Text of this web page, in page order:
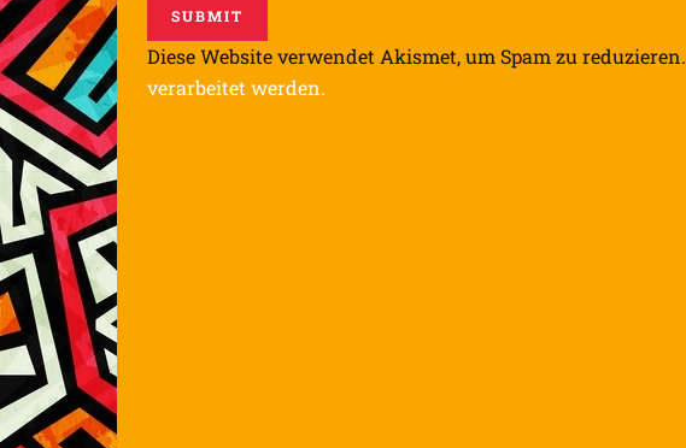
Diese Website verwendet Akismet, um Spam zu reduzieren.
verarbeitet werden.